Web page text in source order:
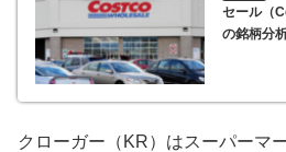
セール（
の銘柄分
クローガー（KR）はスーパーマ